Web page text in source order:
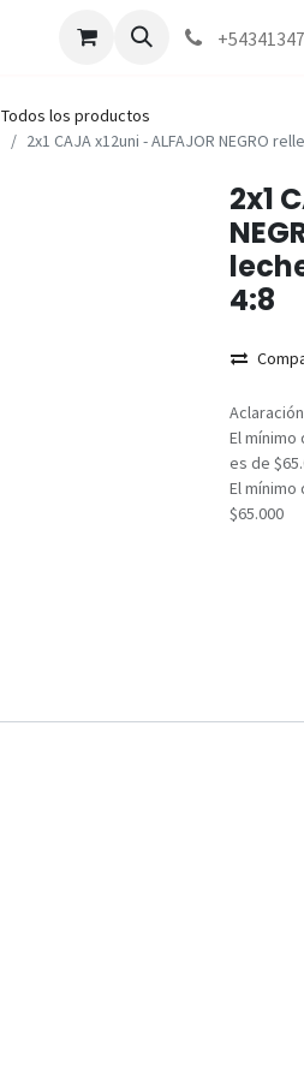
Como comprar
Todos los productos
2x1 CAJA x12uni - ALFAJOR NEGRO
2x1
4:8
El
es de
El
$65.000